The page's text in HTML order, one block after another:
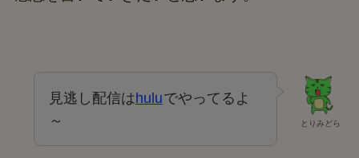
とりみどら
見逃し配信はhuluでやってるよ
～